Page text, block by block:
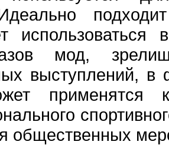
использоваться
мод,
выступлений, в
применятся
общественных